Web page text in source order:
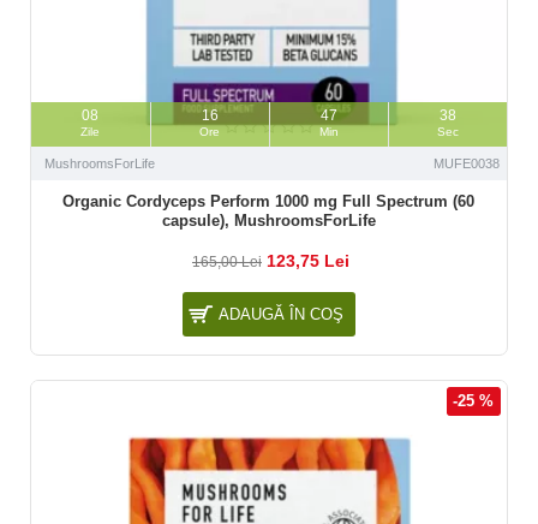
08
Zile
16
Ore
47
Min
37
Sec
MushroomsForLife MUFE0038
Organic Cordyceps Perform 1000 mg Full Spectrum (60
capsule), MushroomsForLife
165,00 Lei 123,75 Lei
ADAUGĂ ÎN COŞ
-25 %